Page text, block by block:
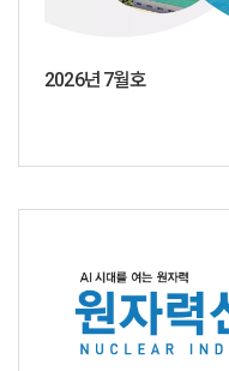
2026년 7월호